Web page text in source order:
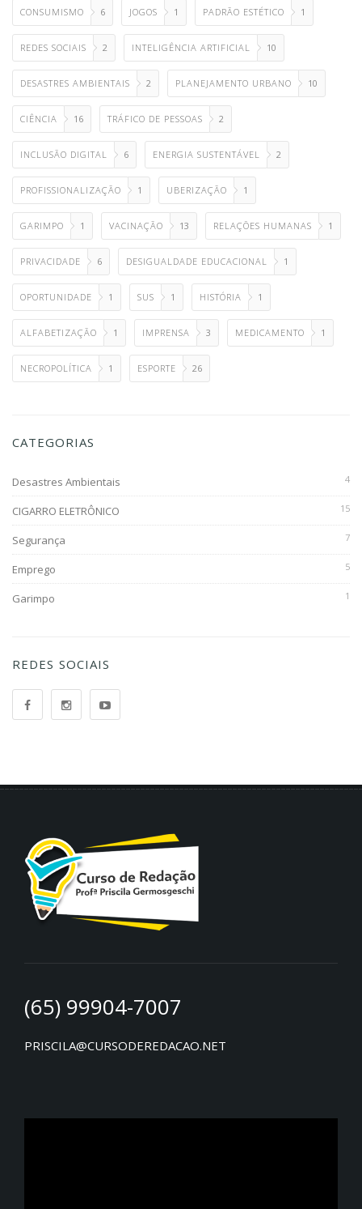
CONSUMISMO 6 JOGOS 1 PADRÃO ESTÉTICO 1
REDES SOCIAIS 2 INTELIGÊNCIA ARTIFICIAL 10
DESASTRES AMBIENTAIS 2 PLANEJAMENTO URBANO 10
CIÊNCIA 16 TRÁFICO DE PESSOAS 2
INCLUSÃO DIGITAL 6 ENERGIA SUSTENTÁVEL 2
PROFISSIONALIZAÇÃO 1 UBERIZAÇÃO 1
GARIMPO 1 VACINAÇÃO 13 RELAÇÕES HUMANAS 1
PRIVACIDADE 6 DESIGUALDADE EDUCACIONAL 1
OPORTUNIDADE 1 SUS 1 HISTÓRIA 1
ALFABETIZAÇÃO 1 IMPRENSA 3 MEDICAMENTO 1
NECROPOLÍTICA 1 ESPORTE 26
CATEGORIAS
Desastres Ambientais 4
CIGARRO ELETRÔNICO 15
Segurança 7
Emprego 5
Garimpo 1
REDES SOCIAIS
(65) 99904-7007
PRISCILA@CURSODEREDACAO.NET